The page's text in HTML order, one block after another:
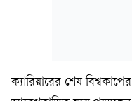
ক্যারিয়ারের শেষ